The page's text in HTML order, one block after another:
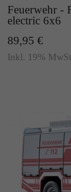
Feuerwehr -
electric 6x6
89,95 €
Inkl. 19%